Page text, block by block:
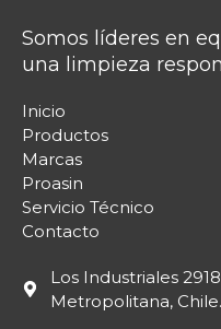
Somos líderes en
una limpieza
Inicio
Productos
Marcas
Proasin
Servicio Técnico
Contacto
Los Industriales
Metropolitana, Chile.